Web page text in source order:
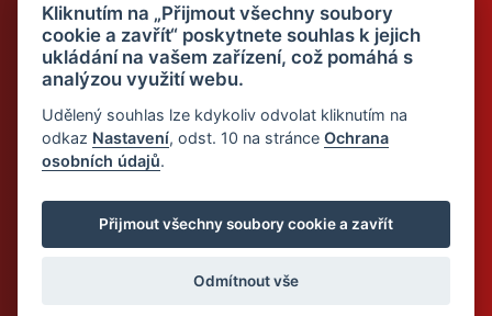
Chci odebírat newsletter
© 2026 Dietalegre - bílkovinná dieta pro zdravé hubnutí
Kliknutím na „Přijmout všechny soubory
cookie a zavřít“ poskytnete souhlas k jejich
ukládání na vašem zařízení, což pomáhá s
analýzou využití webu.
Udělený souhlas lze kdykoliv odvolat kliknutím na
odkaz Nastavení, odst. 10 na stránceOchrana
osobních údajů.
Přijmout všechny soubory cookie a zavřít
Odmítnout vše